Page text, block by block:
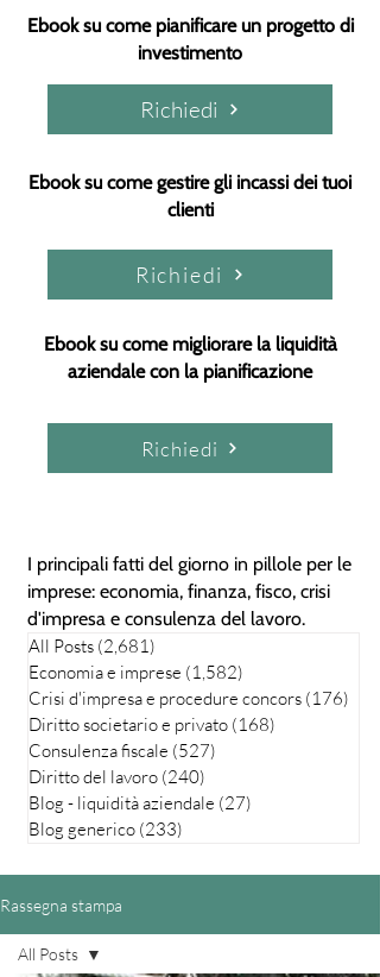
Ebook su come pianificare un progetto di
investimento
Richiedi
Ebook su come gestire gli incassi dei tuoi
clienti
Richiedi
Ebook su come migliorare la liquidità
aziendale con la pianificazione
Richiedi
I principali fatti del giorno in pillole per le
imprese: economia, finanza, fisco, crisi
d'impresa e consulenza del lavoro.
All Posts (2,681)
Economia e imprese (1,582)
Crisi d'impresa e procedure concors (176)
Diritto societario e privato (168)
Consulenza fiscale (527)
Diritto del lavoro (240)
Blog - liquidità aziendale (27)
Blog generico (233)
Rassegna stampa
All Posts